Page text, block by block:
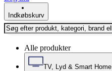
Indkøbskurv
Alle produkter
TV, Lyd & Smart Home